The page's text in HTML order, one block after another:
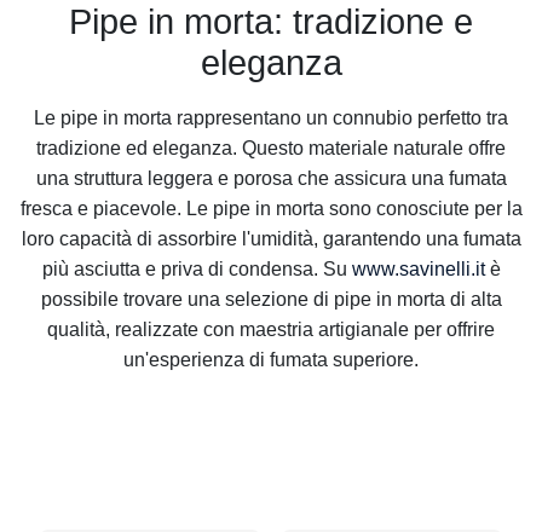
Pipe in morta: tradizione e
eleganza
Le pipe in morta rappresentano un connubio perfetto tra
tradizione ed eleganza. Questo materiale naturale offre
una struttura leggera e porosa che assicura una fumata
fresca e piacevole. Le pipe in morta sono conosciute per la
loro capacità di assorbire l'umidità, garantendo una fumata
più asciutta e priva di condensa. Su www.savinelli.itè
possibile trovare una selezione di pipe in morta di alta
qualità, realizzate con maestria artigianale per offrire
un'esperienza di fumata superiore.